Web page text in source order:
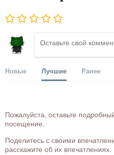
Новые Лучшие Ранее
Пожалуйста, оставьте
посещение.
Поделитесь с своими
расскажите об их впечатлениях.